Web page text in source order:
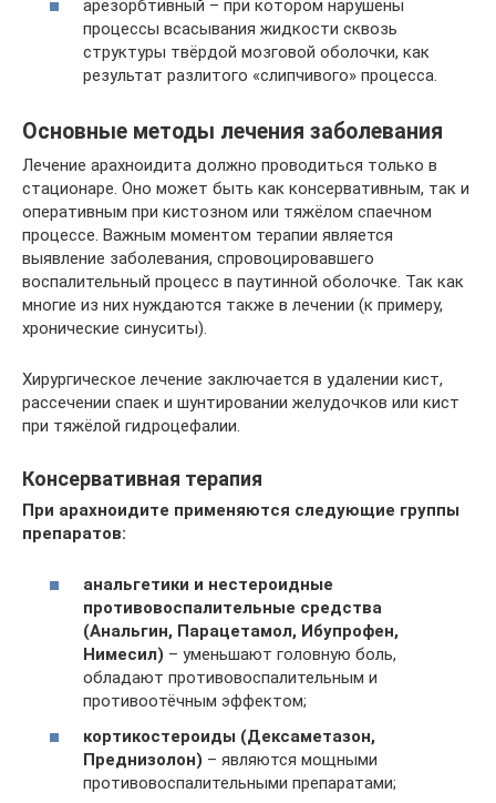
арезорбтивный – при котором нарушены
процессы всасывания жидкости сквозь
структуры твёрдой мозговой оболочки, как
результат разлитого «слипчивого» процесса.
Основные методы лечения заболевания
Лечение арахноидита должно проводиться только в
стационаре. Оно может быть как консервативным, так и
оперативным при кистозном или тяжёлом спаечном
процессе. Важным моментом терапии является
выявление заболевания, спровоцировавшего
воспалительный процесс в паутинной оболочке. Так как
многие из них нуждаются также в лечении (к примеру,
хронические синуситы).
Хирургическое лечение заключается в удалении кист,
рассечении спаек и шунтировании желудочков или кист
при тяжёлой гидроцефалии.
Консервативная терапия
При арахноидите применяются следующие группы
препаратов:
анальгетики и нестероидные
противовоспалительные средства
(Анальгин, Парацетамол, Ибупрофен,
Нимесил) – уменьшают головную боль,
обладают противовоспалительным и
противоотёчным эффектом;
кортикостероиды (Дексаметазон,
Преднизолон) – являются мощными
противовоспалительными препаратами;